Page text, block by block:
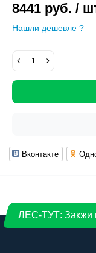
8441 руб. /
Нашли дешевле ?
Вконтакте
ЛЕС-ТУТ: Закжи